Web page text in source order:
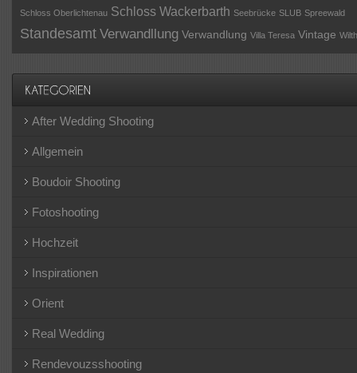
Schloss Oberlichtenau Schloss Wackerbarth Seebrücke SLUB Spreewald
Standesamt Verwandllung Verwandlung Villa Teresa Vintage
After Wedding Shooting
Allgemein
Boudoir Shooting
Fotoshooting
Hochzeit
Inspirationen
Orient
Real Wedding
Rendevouzsshooting